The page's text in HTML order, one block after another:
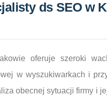
ds SEO w
oferuje szeroki
w wyszukiwarkach i
obecnej sytuacji firmy i